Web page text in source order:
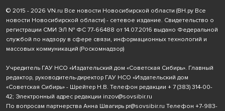
© 2015 - 2026 VN.ru Все новости Новосибирской области (ВН.ру Все
новости Новосибирской области) - сетевое издание. Свидетельство о
регистрации СМИ ЭЛ № ФС 77-66488 от 14.07.2016 выдано Федеральной
службой по надзору в сфере связи, информационных технологий и
массовых коммуникаций (Роскомнадзор)
Учредитель ГАУ НСО «Издательский дом «Советская Сибирь». Главный
редактор, руководитель-директор ГАУ НСО «Издательский дом
«Советская Сибирь» - Шрейтер Н.В. Телефон редакции + 7 (383) 314-00-
42; Электронный адрес редакции inzov@sovsibir.ru
По вопросам партнерства Анна Швагирь pr@sovsibir.ru Телефон +7-983-